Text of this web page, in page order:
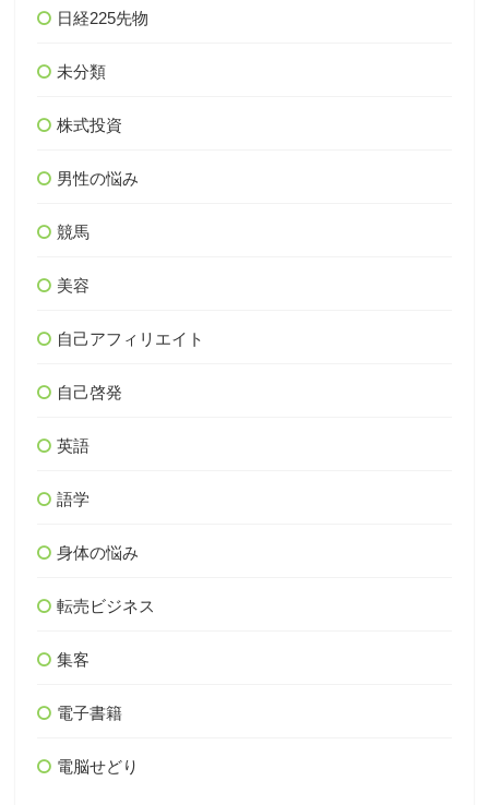
日経225先物
未分類
株式投資
男性の悩み
競馬
美容
自己アフィリエイト
自己啓発
英語
語学
身体の悩み
転売ビジネス
集客
電子書籍
電脳せどり